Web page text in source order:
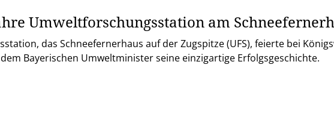
Umweltforschungsstation am
das Schneefernerhaus auf der Zugspitze (UFS), feierte bei
Bayerischen Umweltminister seine einzigartige Erfolgsgeschichte.